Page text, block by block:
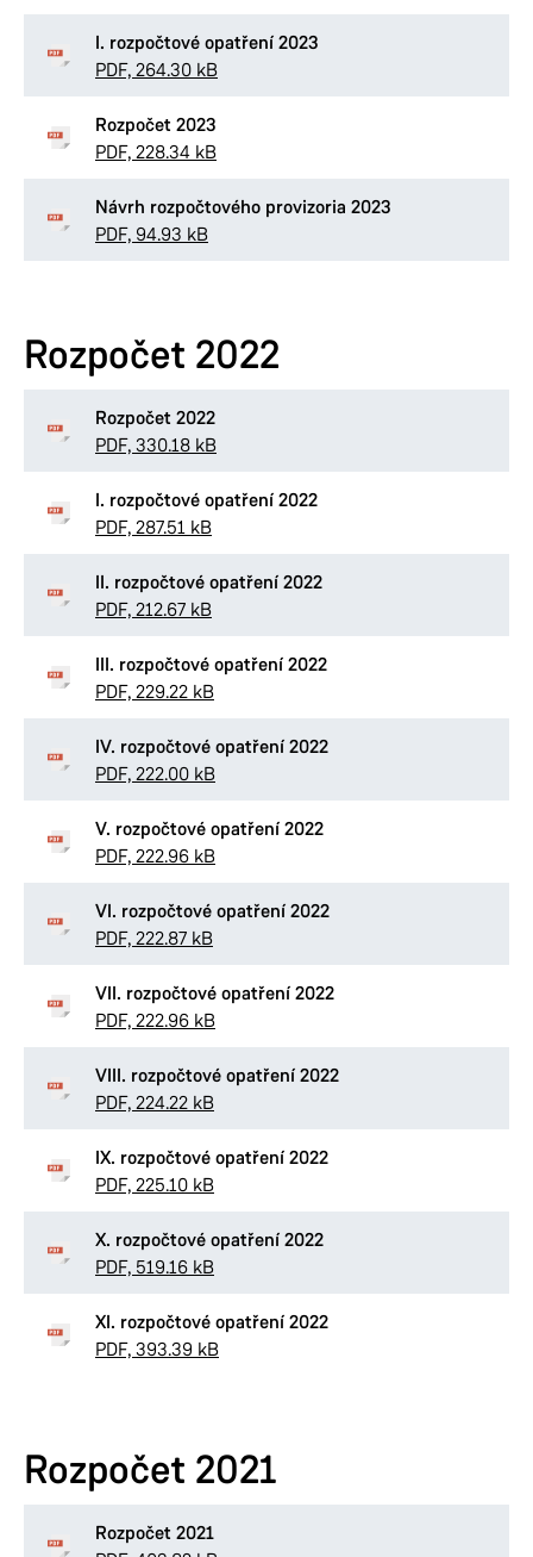
I. rozpočtové opatření 2023
PDF, 264.30 kB
Rozpočet 2023
PDF, 228.34 kB
Návrh rozpočtového provizoria 2023
PDF, 94.93 kB
Rozpočet 2022
Rozpočet 2022
PDF, 330.18 kB
I. rozpočtové opatření 2022
PDF, 287.51 kB
II. rozpočtové opatření 2022
PDF, 212.67 kB
III. rozpočtové opatření 2022
PDF, 229.22 kB
IV. rozpočtové opatření 2022
PDF, 222.00 kB
V. rozpočtové opatření 2022
PDF, 222.96 kB
VI. rozpočtové opatření 2022
PDF, 222.87 kB
VII. rozpočtové opatření 2022
PDF, 222.96 kB
VIII. rozpočtové opatření 2022
PDF, 224.22 kB
IX. rozpočtové opatření 2022
PDF, 225.10 kB
X. rozpočtové opatření 2022
PDF, 519.16 kB
XI. rozpočtové opatření 2022
PDF, 393.39 kB
Rozpočet 2021
Rozpočet 2021